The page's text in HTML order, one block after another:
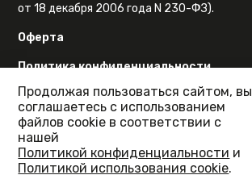
от 18 декабря 2006 года N 230-ФЗ).
Оферта
Политика конфиденциальности
Карта сайта
Продолжая пользоваться сайтом, вы
соглашаетесь с использованием
файлов cookie в соответствии с
нашей
Политикой конфиденциальности и
Политикой использования cookie.